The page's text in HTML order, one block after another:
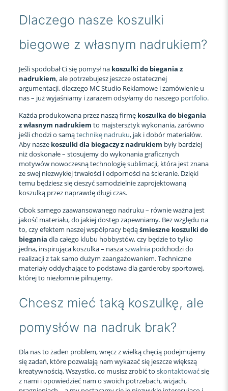
Dlaczego nasze koszulki
biegowe z własnym nadrukiem?
Jeśli spodobał Ci się pomysł na koszulki do biegania z
nadrukiem, ale potrzebujesz jeszcze ostatecznej
argumentacji, dlaczego MC Studio Reklamowe i zamówienie u
nas – już wyjaśniamy i zarazem odsyłamy do naszego portfolio.
Każda produkowana przez naszą firmę koszulka do biegania
z własnym nadrukiem to majstersztyk wykonania, zarówno
jeśli chodzi o samątechnikę nadruku, jak i dobór materiałów.
Aby nasze koszulki dla biegaczy z nadrukiem były bardziej
niż doskonałe – stosujemy do wykonania graficznych
motywów nowoczesną technologię sublimacji, która jest znana
ze swej niezwykłej trwałości i odporności na ścieranie. Dzięki
temu będziesz się cieszyć samodzielnie zaprojektowaną
koszulką przez naprawdę długi czas.
Obok samego zaawansowanego nadruku – równie ważna jest
jakość materiału, do jakiej dostęp zapewniamy. Bez względu na
to, czy efektem naszej współpracy będąśmieszne koszulki do
biegania dla całego klubu hobbystów, czy będzie to tylko
jedna, inspirująca koszulka – naszaszwalniapodchodzi do
realizacji z tak samo dużym zaangażowaniem. Techniczne
materiały oddychające to podstawa dla garderoby sportowej,
której to niezłomnie pilnujemy.
Chcesz mieć taką koszulkę, ale
pomysłów na nadruk brak?
Dla nas to żaden problem, wręcz z wielką chęcią podejmujemy
się zadań, które pozwalają nam wykazać się jeszcze większą
kreatywnością. Wszystko, co musisz zrobić to skontaktowaćsię
z nami i opowiedzieć nam o swoich potrzebach, wizjach,